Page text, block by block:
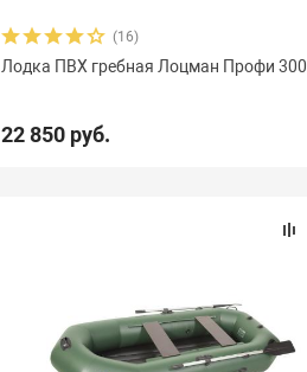
(16)
Лодка ПВХ гребная Лоцман Профи 300
22 850 руб.